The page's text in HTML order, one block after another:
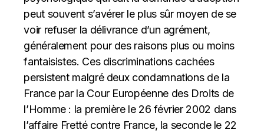
peut souvent s’avérer le plus sûr moyen de se
voir refuser la délivrance d’un agrément,
généralement pour des raisons plus ou moins
fantaisistes. Ces discriminations cachées
persistent malgré deux condamnations de la
France par la Cour Européenne des Droits de
l’Homme : la première le 26 février 2002 dans
l’affaire Fretté contre France, la seconde le 22